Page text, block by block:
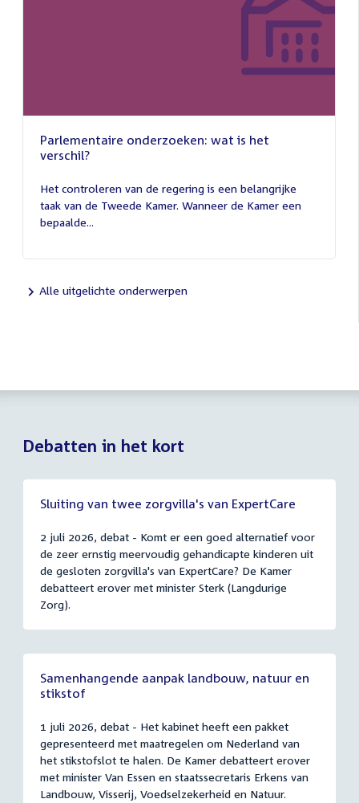
Parlementaire onderzoeken: wat is het
verschil?
juli
2026
Het controleren van de regering is een belangrijke
taak van de Tweede Kamer. Wanneer de Kamer een
bepaalde...
Alle uitgelichte onderwerpen
Debatten in het kort
Sluiting van twee zorgvilla's van ExpertCare
2 juli 2026, debat - Komt er een goed alternatief voor
de zeer ernstig meervoudig gehandicapte kinderen uit
de gesloten zorgvilla's van ExpertCare? De Kamer
debatteert erover met minister Sterk (Langdurige
Zorg).
Samenhangende aanpak landbouw, natuur en
stikstof
1 juli 2026, debat - Het kabinet heeft een pakket
gepresenteerd met maatregelen om Nederland van
het stikstofslot te halen. De Kamer debatteert erover
met minister Van Essen en staatssecretaris Erkens van
Landbouw, Visserij, Voedselzekerheid en Natuur.